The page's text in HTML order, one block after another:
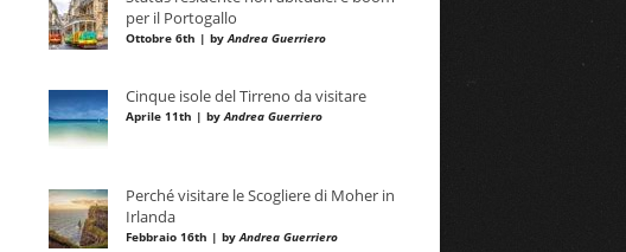
per il Portogallo
Ottobre 6th | byAndrea Guerriero
Cinque isole del Tirreno da visitare
Aprile 11th | byAndrea Guerriero
Perché visitare le Scogliere di Moher in
Irlanda
Febbraio 16th | byAndrea Guerriero